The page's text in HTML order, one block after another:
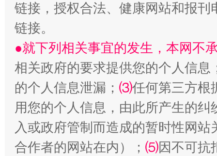
揭批美国五大"原罪" "炒
链接，授权合法、健康网站和报
链接。
●就下列相关事宜的发生，本网不
相关政府的要求提供您的个人信息
的个人信息泄漏； ⑶任何第三方根
用您的个人信息，由此所产生的纠
入或政府管制而造成的暂时性网
合作者的网站在内）； ⑸因不可抗